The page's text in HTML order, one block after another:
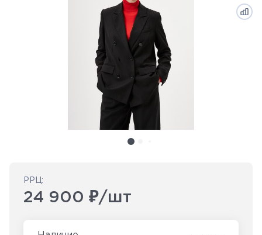
РРЦ:
24 900 ₽/шт